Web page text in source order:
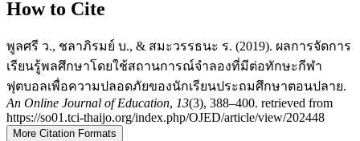
How to Cite
พูลศรี ว., ชลาภิรมย์ บ., & สมะวรรธนะ ร. (2019). ผลการจัดการ
เรียนรู้พลศึกษาโดยใช้สถานการณ์จำลองที่มีต่อทักษะกีฬา
ฟุตบอลเพื่อความปลอดภัยของนักเรียนประถมศึกษาตอนปลาย.
An Online Journal of Education, 13(3), 388–400. retrieved from
https://so01.tci-thaijo.org/index.php/OJED/article/view/202448
More Citation Formats